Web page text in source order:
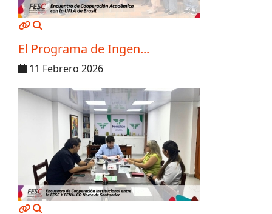
MOD_JTCS_VIEW_ARTICLE_LINK
El Programa de Ingen...
11 Febrero 2026
MOD_JTCS_VIEW_ARTICLE_LINK